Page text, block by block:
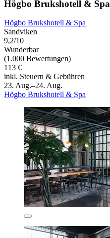
Högbo Brukshotell & Spa
Högbo Brukshotell & Spa
Sandviken
9,2/10
Wunderbar
(1.000 Bewertungen)
113 €
inkl. Steuern & Gebühren
23. Aug.–24. Aug.
Högbo Brukshotell & Spa